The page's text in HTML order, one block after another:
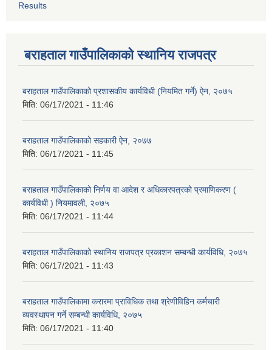
Results
बराहताल गाउँपालिकाको स्थानिय राजपत्र
बराहताल गाउँपालिकाको प्रशासकीय कार्यविधी (नियमित गर्ने) ऐन, २०७५
मिति: 06/17/2021 - 11:46
बराहताल गाउँपालिकाको सहकारी ऐन, २०७७
मिति: 06/17/2021 - 11:45
बराहताल गाउँपालिकाको निर्णय वा आदेश र अधिकारपत्रको प्रमाणिकरण (
कार्यविधी ) नियमावली, २०७५
मिति: 06/17/2021 - 11:44
बराहताल गाउँपालिकाको स्थानिय राजपत्र प्रकाशन सम्बन्धी कार्यविधि, २०७५
मिति: 06/17/2021 - 11:43
बराहताल गाउँपालिकामा करारमा प्राविधिक तथा श्रेणीविहिन कर्मचारी
व्यवस्थापन गर्ने सम्बन्धी कार्यविधि, २०७५
मिति: 06/17/2021 - 11:40